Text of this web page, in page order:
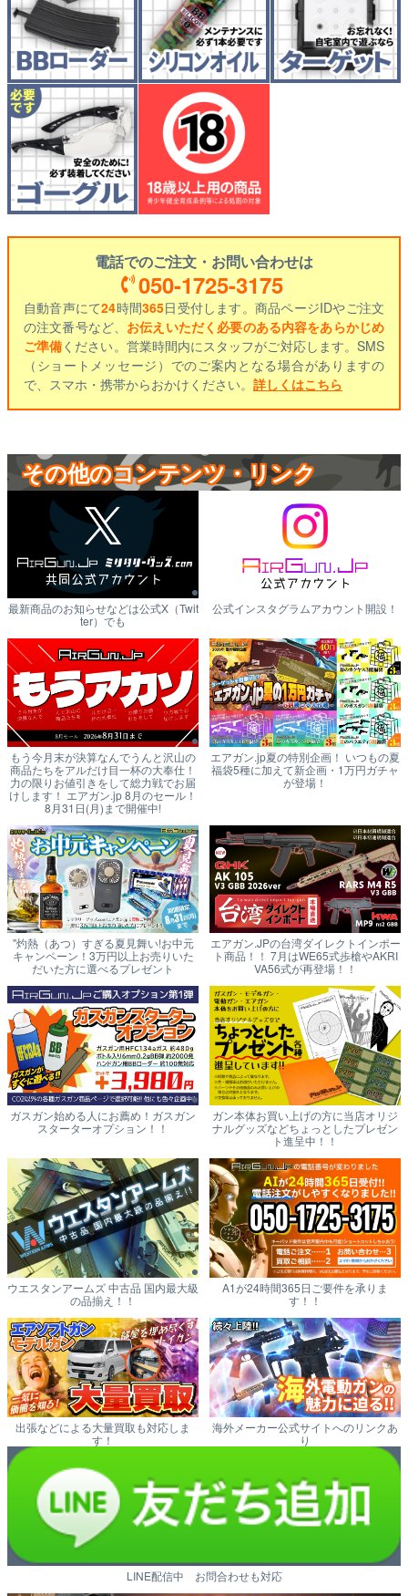
電話でのご注文・お問い合わせは
050-1725-3175
自動音声にて24時間365日受付します。商品ページIDやご注文
の注文番号など、 お伝えいただく必要のある内容をあらかじめ
ご準備ください。営業時間内にスタッフがご対応します。SMS
（ショートメッセージ）でのご案内となる場合がありますの
で、スマホ・携帯からおかけください。 詳しくはこちら
その他のコンテンツ・リンク
最新商品のお知らせなどは公式X（Twit
ter）でも
公式インスタグラムアカウント開設！
もう今月末が決算なんでうんと沢山の
商品たちをアルだけ目一杯の大奉仕！
力の限りお値引きをして総力戦でお届
けします！ エアガン.jp 8月のセール！
8月31日(月)まで開催中!
エアガン.jp夏の特別企画！ いつもの夏
福袋5種に加えて新企画・1万円ガチャ
が登場！
"灼熱（あつ）すぎる夏見舞い!お中元
キャンペーン！3万円以上お売りいた
だいた方に選べるプレゼント
エアガン.JPの台湾ダイレクトインポー
ト商品！！ 7月はWE65式歩槍やAKRI
VA56式が再登場！！
ガスガン始める人にお薦め！ガスガン
スターターオプション！！
ガン本体お買い上げの方に当店オリジ
ナルグッズなどちょっとしたプレゼン
ト進呈中！！
ウエスタンアームズ 中古品 国内最大級
の品揃え！！
A1が24時間365日ご要件を承りま
す！！
出張などによる大量買取も対応しま
す！
海外メーカー公式サイトへのリンクあ
り
LINE配信中 お問合わせも対応